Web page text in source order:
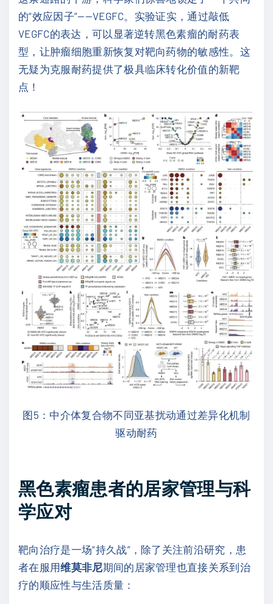
的“效应因子”——VEGFC。实验证实，通过敲低
VEGFC的表达，可以显著逆转黑色素瘤的耐药表
型，让肿瘤细胞重新恢复对靶向药物的敏感性。这
无疑为克服耐药提供了极具临床转化价值的新靶
点！
图5：中介体复合物不同亚基扰动通过差异化机制
驱动耐药
黑色素瘤患者的居家管理与科
学应对
靶向治疗是一场“持久战”，除了关注前沿研究，患
者在服用维莫非尼期间的居家管理也直接关系到治
疗的顺应性与生活质量：